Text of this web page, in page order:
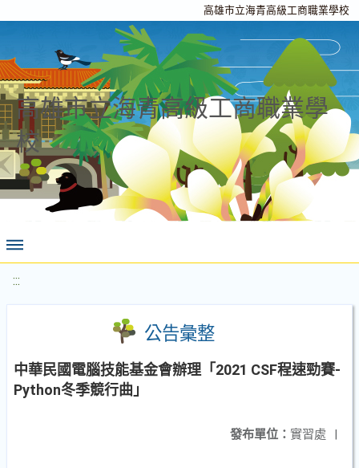
高雄市立海青高級工商職業學校
高雄市立海青高級工商職業學
校
:::
公告彙整
中華民國電腦技能基金會辦理「2021 CSF程速勁賽-
Python冬季競行曲」
發布單位： 實習處 |